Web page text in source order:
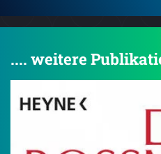
.... weitere